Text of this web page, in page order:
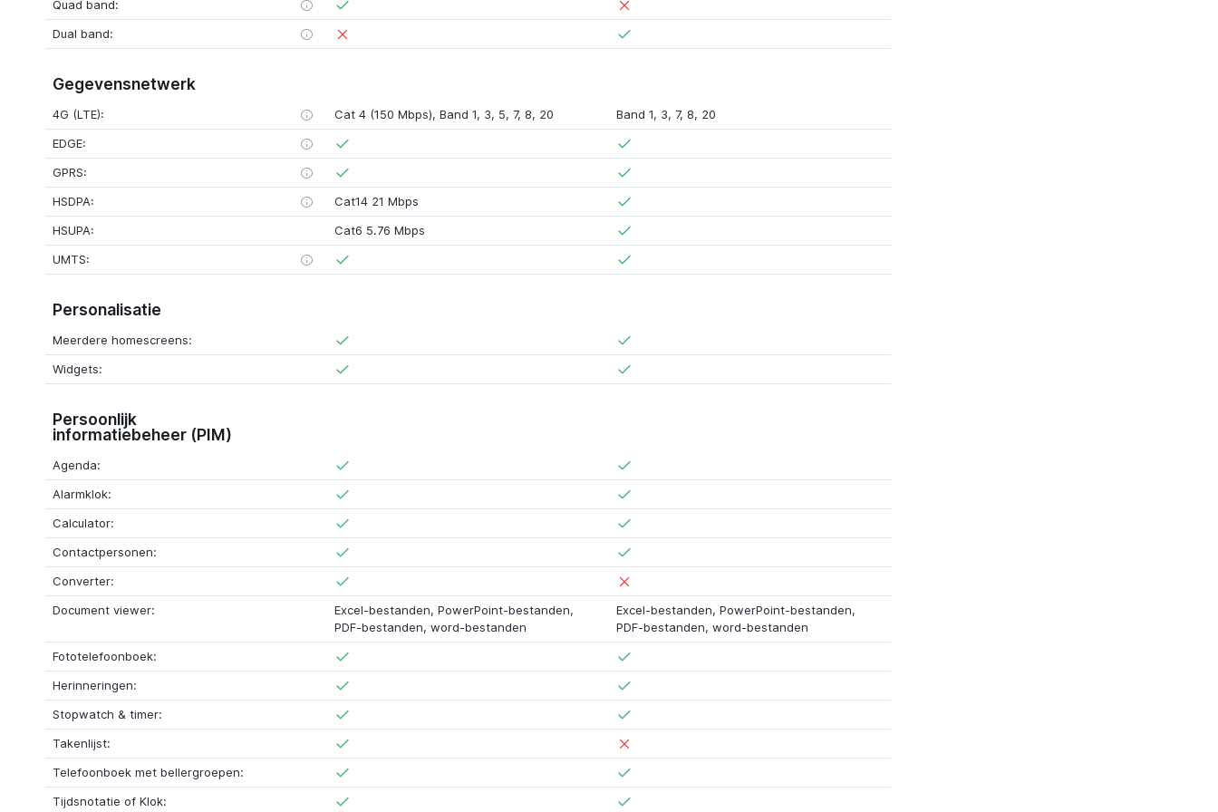
Quad band:
Dual band:
Gegevensnetwerk
4G (LTE): Cat 4 (150 Mbps), Band 1, 3, 5, 7, 8, 20
Band 1, 3, 7, 8, 20
EDGE:
GPRS:
HSDPA:
Cat14 21 Mbps
HSUPA:
Cat6 5.76 Mbps
UMTS:
Personalisatie
Meerdere homescreens:
Widgets:
Persoonlijk
informatiebeheer (PIM)
Agenda:
Alarmklok:
Calculator:
Contactpersonen:
Converter:
Document viewer:
Excel-bestanden, PowerPoint-bestanden,
PDF-bestanden, word-bestanden
Excel-bestanden, PowerPoint-bestanden,
PDF-bestanden, word-bestanden
Fototelefoonboek:
Herinneringen:
Stopwatch & timer:
Takenlijst:
Telefoonboek met bellergroepen:
Tijdsnotatie of Klok: